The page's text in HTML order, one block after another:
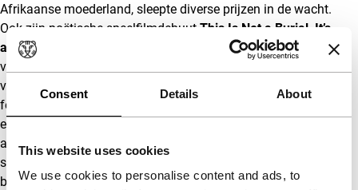
Consent Details About
This website uses cookies
We use cookies to personalise content and ads, to
Afrikaanse moederland, sleepte diverse prijzen in de wacht.
Ook zijn poëtische speelfilmdebuut This Is Not a Burial, It’s
a Resurrection
(2019), een hedendaags sprookje over de
veerkracht van de menselijke geest, viel overal op. In 2020
vertoonde IFFR deze bekroonde titel en in 2021 nodigde het
festival Mosese opnieuw uit als Tiger Jury-lid. Hij is ook
een van de vijf deelnemende filmmakers en kunstenaars
aan de jubileumexpositie
Vive le cinéma!
samenwerking van Eye Filmmuseum en IFFR. In zijn
bijdrage aan deze expositie werpt Mosese met projectie op